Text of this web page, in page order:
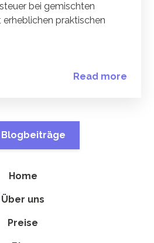
bei gemischten
praktischen
Read more
Home
Über uns
Preise